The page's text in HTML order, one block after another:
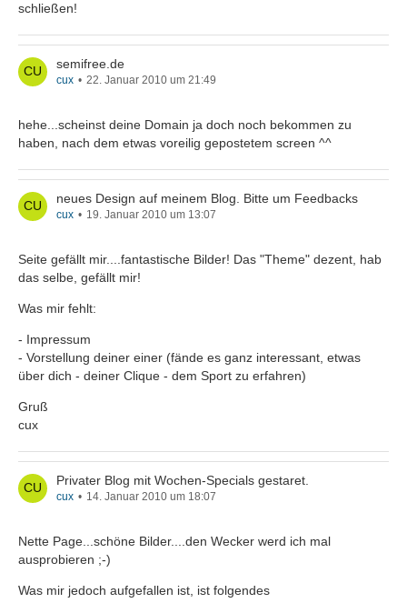
schließen!
semifree.de
cux 22. Januar 2010 um 21:49
hehe...scheinst deine Domain ja doch noch bekommen zu
haben, nach dem etwas voreilig gepostetem screen ^^
neues Design auf meinem Blog. Bitte um Feedbacks
cux 19. Januar 2010 um 13:07
Seite gefällt mir....fantastische Bilder! Das "Theme" dezent, hab
das selbe, gefällt mir!
Was mir fehlt:
- Impressum
- Vorstellung deiner einer (fände es ganz interessant, etwas
über dich - deiner Clique - dem Sport zu erfahren)
Gruß
cux
Privater Blog mit Wochen-Specials gestaret.
cux 14. Januar 2010 um 18:07
Nette Page...schöne Bilder....den Wecker werd ich mal
ausprobieren ;-)
Was mir jedoch aufgefallen ist, ist folgendes